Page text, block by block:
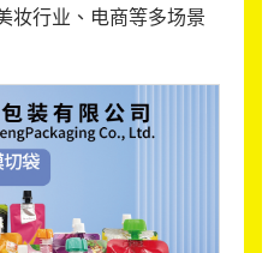
妆行业、电商等多场景